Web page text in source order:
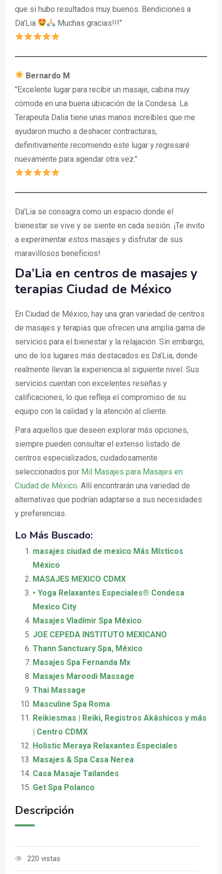
que si hubo resultados muy buenos. Bendiciones a
Da’Lia
Muchas gracias!!!"
Bernardo M
"Excelente lugar para recibir un masaje, cabina muy
cómoda en una buena ubicación de la Condesa. La
Terapeuta Dalia tiene unas manos increíbles que me
ayudaron mucho a deshacer contracturas,
definitivamente recomiendo este lugar y regresaré
nuevamente para agendar otra vez."
Da’Lia se consagra como un espacio donde el
bienestar se vive y se siente en cada sesión. ¡Te invito
a experimentar estos masajes y disfrutar de sus
maravillosos beneficios!
Da’Lia en centros de masajes y
terapias Ciudad de México
En Ciudad de México, hay una gran variedad de centros
de masajes y terapias que ofrecen una amplia gama de
servicios para el bienestar y la relajación. Sin embargo,
uno de los lugares más destacados es Da’Lia, donde
realmente llevan la experiencia al siguiente nivel. Sus
servicios cuentan con excelentes reseñas y
calificaciones, lo que refleja el compromiso de su
equipo con la calidad y la atención al cliente.
Para aquellos que deseen explorar más opciones,
siempre pueden consultar el extenso listado de
centros especializados, cuidadosamente
seleccionados por Mil Masajes para Masajes en
Ciudad de México . Allí encontrarán una variedad de
alternativas que podrían adaptarse a sus necesidades
y preferencias.
Lo Más Buscado:
masajes ciudad de mexico Más Místicos
México
MASAJES MEXICO CDMX
• Yoga Relaxantes Especiales® Condesa
Mexico City
Masajes Vladímir Spa México
JOE CEPEDA INSTITUTO MEXICANO
Thann Sanctuary Spa, México
Masajes Spa Fernanda Mx
Masajes Maroodi Massage
Thai Massage
Masculine Spa Roma
Reikiesmas | Reiki, Registros Akáshicos y más
| Centro CDMX
Holistic Meraya Relaxantes Especiales
Masajes & Spa Casa Nerea
Casa Masaje Tailandes
Get Spa Polanco
Descripción
220 vistas